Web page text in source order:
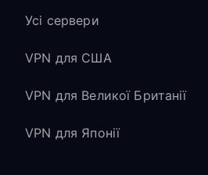
Усі сервери
VPN для США
VPN для Великої Британії
VPN для Японії